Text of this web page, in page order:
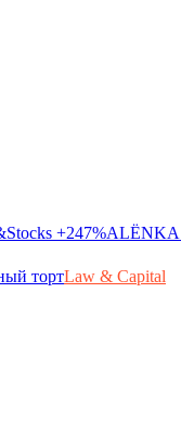
+247%ALЁNKA
тортLaw & Capital